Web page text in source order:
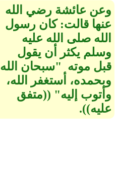
وعن عائشة رضي الله
عنها قالت‏:‏ كان رسول
الله صلى الله عليه
وسلم يكثر أن يقول
قبل موته ‏ "‏سبحان الله
وبحمده، أستغفر الله،
وأتوب إليه‏"‏ ‏(‏‏(‏متفق
عليه‏)‏‏)‏‏.‏